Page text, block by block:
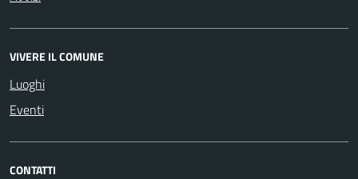
VIVERE IL COMUNE
Luoghi
Eventi
CONTATTI